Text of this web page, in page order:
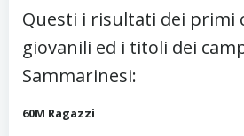
Questi i risultati dei primi
giovanili ed i titoli dei
Sammarinesi:
60M Ragazzi